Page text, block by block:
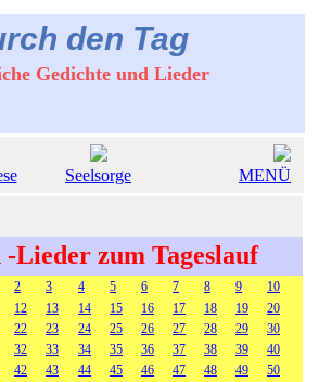
den Tag
Gedichte und Lieder
Seelsorge MENÜ
-Lieder zum Tageslauf
2 3 4 5 6 7 8 9
10
12 13 14 15 16 17 18 19
20
22 23 24 25 26 27 28 29
30
32 33 34 35 36 37 38 39
40
42 43 44 45 46 47 48 49
50